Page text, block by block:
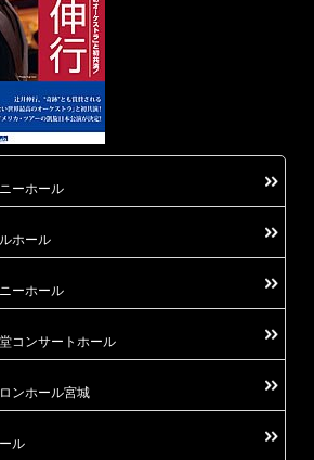
ーホール
ホール
ーホール
コンサートホール
ンホール宮城
ル
site